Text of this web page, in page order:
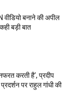
वीडियो बनाने की अपील
बड़ी बात
करती है’, प्रदीप
पर राहुल गांधी की